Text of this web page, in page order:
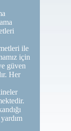
ile
için
güven
Her